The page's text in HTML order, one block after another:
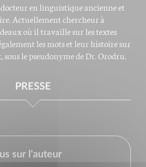
en linguistique ancienne et
Actuellement chercheur à
où il travaille sur les textes
les mots et leur histoire sur
sous le pseudonyme de Dr. Orodru.
PRESSE
sur l'auteur